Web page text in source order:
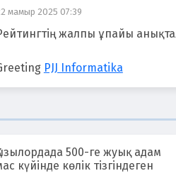
мамыр 2025 07:39
жалпы ұпайы
PJJ Informatika
500-ге жуық адам
күйінде көлік тізгіндеген